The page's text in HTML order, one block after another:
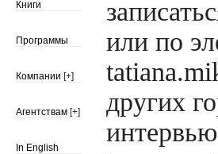
Книги
Программы
Компании [+]
Агентствам [+]
In English
или по
других